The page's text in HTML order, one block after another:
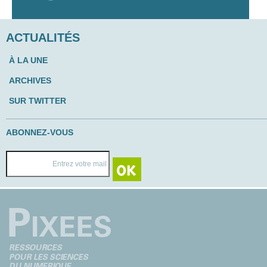
ACTUALITÉS
À LA UNE
ARCHIVES
SUR TWITTER
ABONNEZ-VOUS